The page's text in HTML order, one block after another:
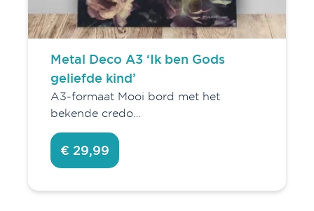
Metal Deco A3 ‘Ik ben Gods
geliefde kind’
A3-formaat Mooi bord met het
bekende credo…
€ 29,99